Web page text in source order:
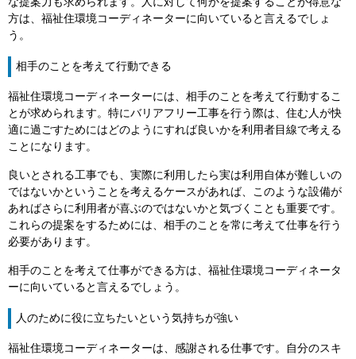
な提案力も求められます。人に対して何かを提案することが得意な
方は、福祉住環境コーディネーターに向いていると言えるでしょ
う。
相手のことを考えて行動できる
福祉住環境コーディネーターには、相手のことを考えて行動するこ
とが求められます。特にバリアフリー工事を行う際は、住む人が快
適に過ごすためにはどのようにすれば良いかを利用者目線で考える
ことになります。
良いとされる工事でも、実際に利用したら実は利用自体が難しいの
ではないかということを考えるケースがあれば、このような設備が
あればさらに利用者が喜ぶのではないかと気づくことも重要です。
これらの提案をするためには、相手のことを常に考えて仕事を行う
必要があります。
相手のことを考えて仕事ができる方は、福祉住環境コーディネータ
ーに向いていると言えるでしょう。
人のために役に立ちたいという気持ちが強い
福祉住環境コーディネーターは、感謝される仕事です。自分のスキ